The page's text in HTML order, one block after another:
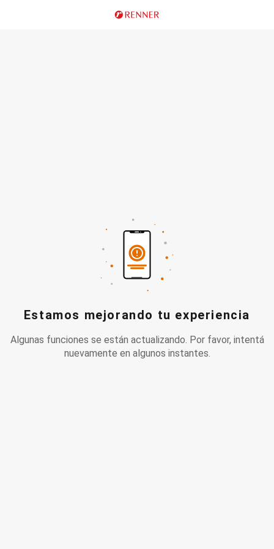
Estamos mejorando tu experiencia
Algunas funciones se están actualizando. Por favor, intentá
nuevamente en algunos instantes.